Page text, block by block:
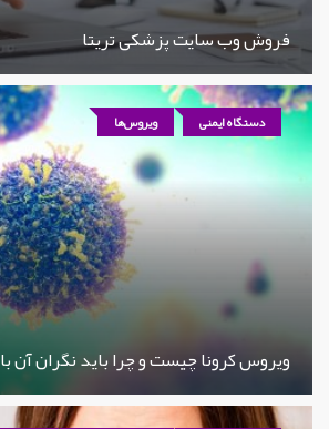
فروش وب سایت پزشکی تریتا
دستگاه ایمنی ویروس‌ها
ویروس کرونا چیست و چرا باید نگران آن